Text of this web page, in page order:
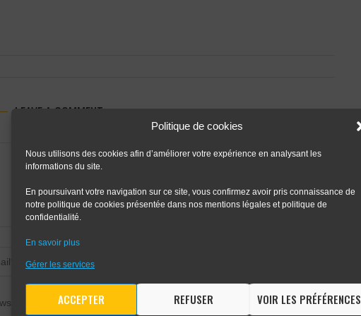
Politique de cookies
Nous utilisons des cookies afin d’améliorer votre expérience en analysant les
informations du site.
En poursuivant votre navigation sur ce site, vous confirmez avoir pris connaissance de
notre politique de cookies présentée dans nos mentions légales et politique de
confidentialité.
En savoir plus
Gérer les services
ACCEPTER REFUSER VOIR LES PRÉFÉRENCES
LEAVE A COMMENT
for the next time I comment.